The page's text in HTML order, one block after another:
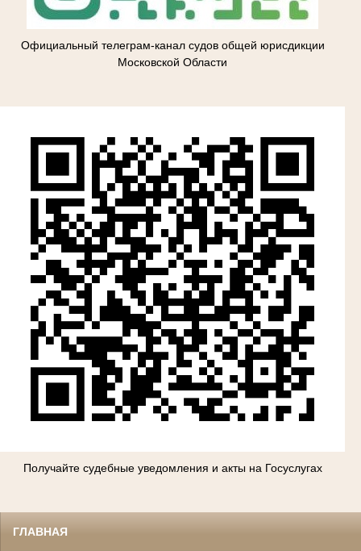
Официальный телеграм-канал судов общей юрисдикции
Московской Области
Получайте судебные уведомления и акты на Госуслугах
ГЛАВНАЯ